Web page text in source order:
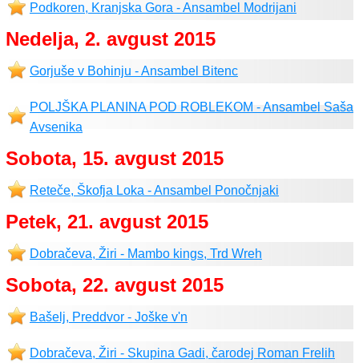
Podkoren, Kranjska Gora - Ansambel Modrijani
Nedelja, 2. avgust 2015
Gorjuše v Bohinju - Ansambel Bitenc
POLJŠKA PLANINA POD ROBLEKOM - Ansambel Saša
Avsenika
Sobota, 15. avgust 2015
Reteče, Škofja Loka - Ansambel Ponočnjaki
Petek, 21. avgust 2015
Dobračeva, Žiri - Mambo kings, Trd Wreh
Sobota, 22. avgust 2015
Bašelj, Preddvor - Joške v'n
Dobračeva, Žiri - Skupina Gadi, čarodej Roman Frelih